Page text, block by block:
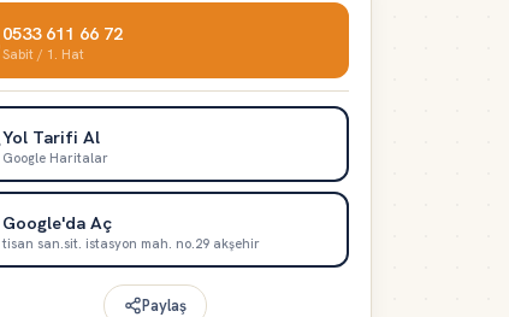
0533 611 66 72
Sabit / 1. Hat
Yol Tarifi Al
Google Haritalar
Google'da Aç
tisan san.sit. istasyon mah. no.29 akşehir
Paylaş